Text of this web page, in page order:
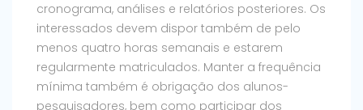
cronograma, análises e relatórios posteriores. Os
interessados devem dispor também de pelo
menos quatro horas semanais e estarem
regularmente matriculados. Manter a frequência
mínima também é obrigação dos alunos-
pesquisadores, bem como participar dos